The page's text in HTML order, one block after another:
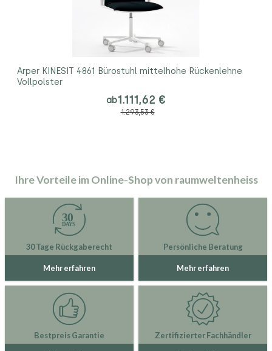
Arper KINESIT 4861 Bürostuhl mittelhohe Rückenlehne
Vollpolster
ab1.111,62 €
1.293,53 €
Ihre Vorteile im Online-Shop von raumweltenheiss
30 Tage Rückgaberecht
Mehr erfahren
Persönliche Beratung
Mehr erfahren
Bestpreis Garantie Zertifizierter Fachhändler